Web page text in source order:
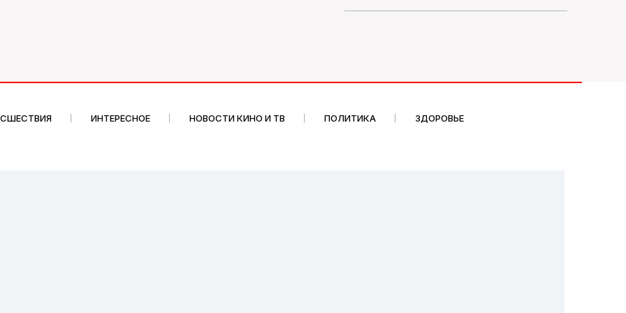
ИНТЕРЕСНОЕ НОВОСТИ КИНО И ТВ ПОЛИТИКА ЗДОРОВЬЕ